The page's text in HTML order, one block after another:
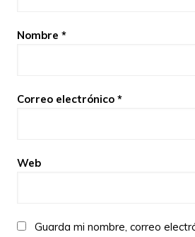
Nombre *
Correo electrónico *
Web
Guarda mi nombre, correo